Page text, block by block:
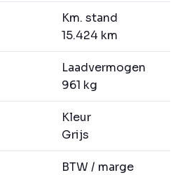
Km. stand
15.424 km
Laadvermogen
961 kg
Kleur
Grijs
BTW / marge